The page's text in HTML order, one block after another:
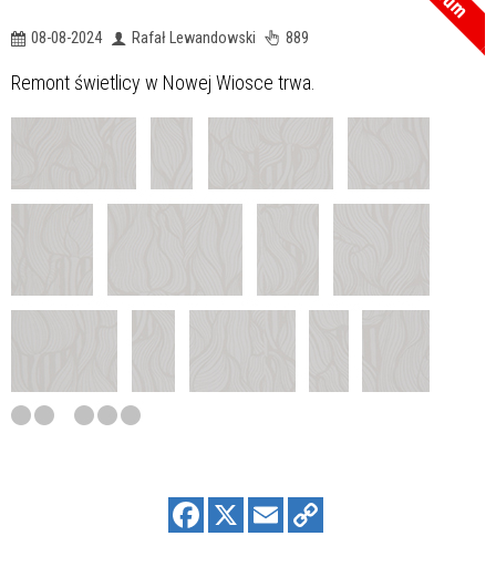
08-08-2024 Rafał Lewandowski 889
Remont świetlicy w Nowej Wiosce trwa.